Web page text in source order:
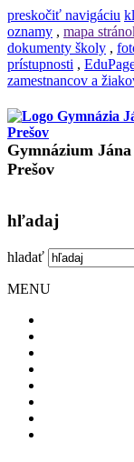
preskočiť navigáciu
oznamy , mapa
dokumenty školy ,
prístupnosti ,
zamestnancov a
Gymnázium
Prešov
hľadaj
hladať
MENU